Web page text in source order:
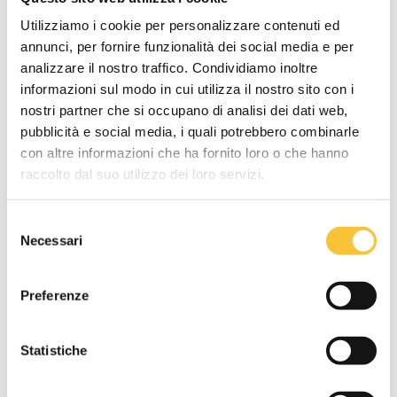
Utilizziamo i cookie per personalizzare contenuti ed
annunci, per fornire funzionalità dei social media e per
analizzare il nostro traffico. Condividiamo inoltre
informazioni sul modo in cui utilizza il nostro sito con i
nostri partner che si occupano di analisi dei dati web,
pubblicità e social media, i quali potrebbero combinarle
con altre informazioni che ha fornito loro o che hanno
raccolto dal suo utilizzo dei loro servizi.
delNecessari
Preferenze
Statistiche
Ideale per ambienti affollati, in cui la
sicurezza è la parola chiave!
SafeHorn: un semplice segnale che può
evitare grandi problemi.
LAVASCIUGA